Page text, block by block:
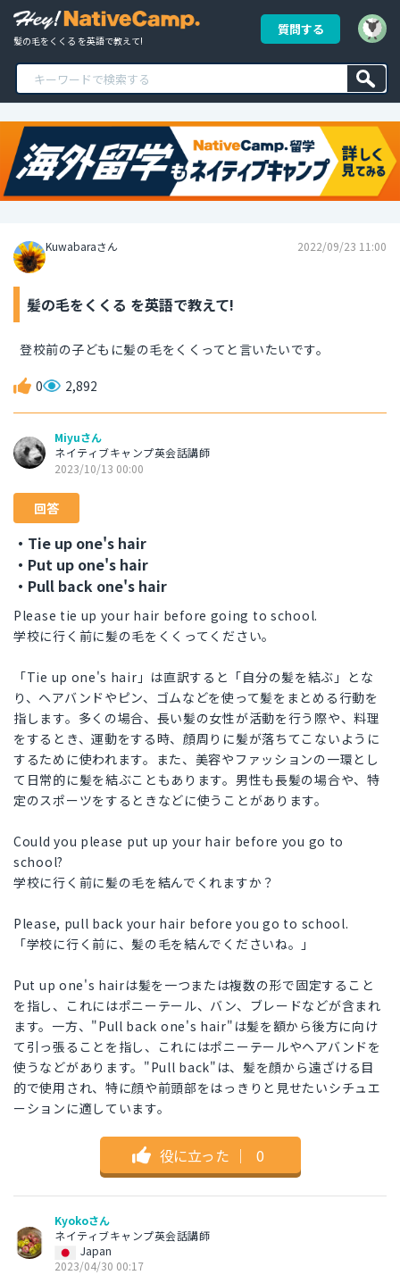
髪の毛をくくる を英語で教えて!
質問する
Kuwabaraさん 2022/09/23 11:00
髪の毛をくくる を英語で教えて!
登校前の子どもに髪の毛をくくってと言いたいです。
0 2,892
Miyuさん
ネイティブキャンプ英会話講師
2023/10/13 00:00
回答
・Tie up one's hair
・Put up one's hair
・Pull back one's hair
Please tie up your hair before going to school.
学校に行く前に髪の毛をくくってください。
「Tie up one's hair」は直訳すると「自分の髪を結ぶ」とな
り、ヘアバンドやピン、ゴムなどを使って髪をまとめる行動を
指します。多くの場合、長い髪の女性が活動を行う際や、料理
をするとき、運動をする時、顔周りに髪が落ちてこないように
するために使われます。また、美容やファッションの一環とし
て日常的に髪を結ぶこともあります。男性も長髪の場合や、特
定のスポーツをするときなどに使うことがあります。
Could you please put up your hair before you go to
school?
学校に行く前に髪の毛を結んでくれますか？
Please, pull back your hair before you go to school.
「学校に行く前に、髪の毛を結んでくださいね。」
Put up one's hairは髪を一つまたは複数の形で固定すること
を指し、これにはポニーテール、バン、ブレードなどが含まれ
ます。一方、"Pull back one's hair"は髪を額から後方に向け
て引っ張ることを指し、これにはポニーテールやヘアバンドを
使うなどがあります。"Pull back"は、髪を顔から遠ざける目
的で使用され、特に顔や前頭部をはっきりと見せたいシチュエ
ーションに適しています。
役に立った ｜ 0
Kyokoさん
ネイティブキャンプ英会話講師
Japan
2023/04/30 00:17